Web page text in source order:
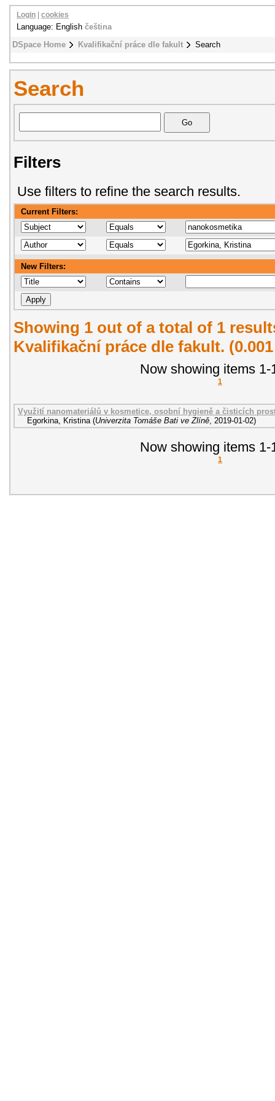
DSpace Home Kvalifikační práce dle fakult Search
Login cookies
Language: English čeština
Search
Filters
Use filters to refine the search results.
Current Filters:
New Filters:
Showing 1 out of a total of 1
Kvalifikační práce dle fakult.
Now showing items 1-
1
Využití nanomateriálů v kosmetice, osobní hygieně a čisticích
Egorkina, Kristina (Univerzita Tomáše Bati ve Zlíně 2019-01-02)
Now showing items 1-
1